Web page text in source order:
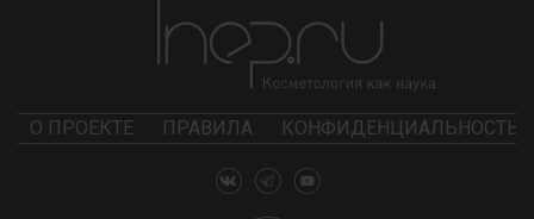
О ПРОЕКТЕ ПРАВИЛА КОНФИДЕНЦИАЛЬНОСТЬ